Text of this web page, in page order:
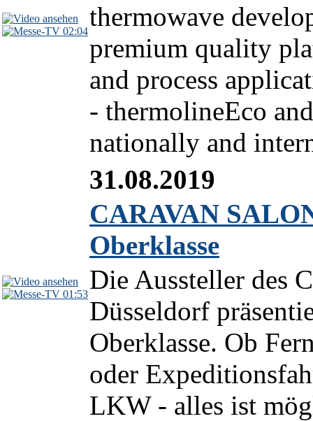
02:04thermowave
premium quality
and process
- thermolineEco
nationally and
01:53
31.08.2019
CARAVAN
Oberklasse
Die Aussteller des
Düsseldorf
Oberklasse. Ob
oder
LKW - alles ist